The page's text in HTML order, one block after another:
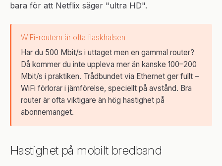
bara för att Netflix säger "ultra HD".
WiFi-routern är ofta flaskhalsen
Har du 500 Mbit/s i uttaget men en gammal router?
Då kommer du inte uppleva mer än kanske 100–200
Mbit/s i praktiken. Trådbundet via Ethernet ger fullt –
WiFi förlorar i jämförelse, speciellt på avstånd. Bra
router är ofta viktigare än hög hastighet på
abonnemanget.
Hastighet på mobilt bredband